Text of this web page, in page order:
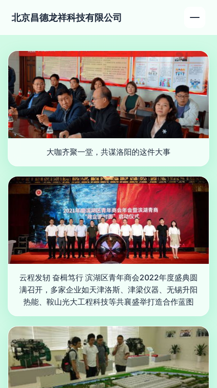
北京昌德龙祥科技有限公司
大咖齐聚一堂，共谋洛阳的这件大事
云程发轫 奋楫笃行 滨湖区青年商会2022年度盛典圆
满召开，多家企业如天津洛斯、津梁仪器、无锡升阳
热能、鞍山光大工程科技等共襄盛举打造合作蓝图